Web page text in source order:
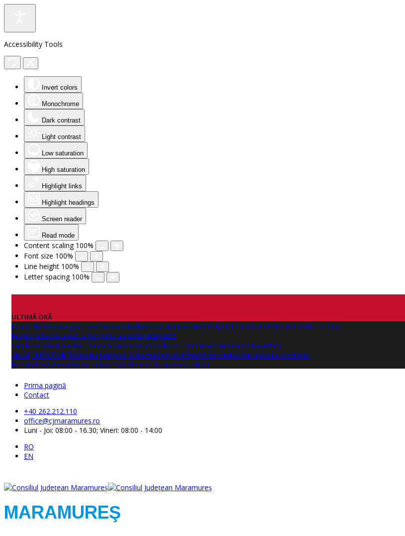
Accessibility Tools
Invert colors
Monochrome
Dark contrast
Light contrast
Low saturation
High saturation
Highlight links
Highlight headings
Screen reader
Read mode
Content scaling 100%
Font size 100%
Line height 100%
Letter spacing 100%
ULTIMĂ ORĂ
Lucrări de montare grinzi prefabricate la obiectivul de investitie PASAJ CLUBUL VĂCARILOR (BAIA MARE - RECEA)
Programul pentru școli al României an școlar 2024-2025
Cărțile de identitate electronice și simple, disponibile din 10 iunie și în municipiul Baia Mare
ANUNŢ IMPORTANT! Consiliul Județean Maramureș își desfășoară activitatea într-un sediu temporar.
Numărul 262 al revistei de cultură "Nord Literar" își așteaptă cititorii
Prima pagină
Contact
+40 262.212.110
office@cjmaramures.ro
Luni - Joi: 08:00 - 16.30; Vineri: 08:00 - 14:00
RO
EN
MARAMUREŞ